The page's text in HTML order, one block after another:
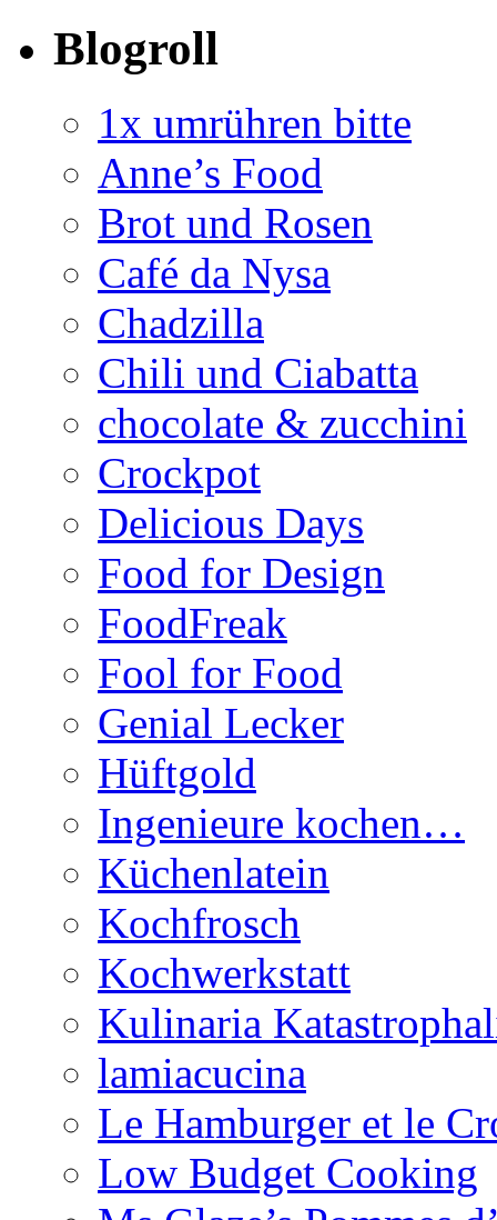
Blogroll
1x umrühren bitte
Anne’s Food
Brot und Rosen
Café da Nysa
Chadzilla
Chili und Ciabatta
chocolate & zucchini
Crockpot
Delicious Days
Food for Design
FoodFreak
Fool for Food
Genial Lecker
Hüftgold
Ingenieure kochen…
Küchenlatein
Kochfrosch
Kochwerkstatt
Kulinaria
lamiacucina
Le Hamburger et le
Low Budget Cooking